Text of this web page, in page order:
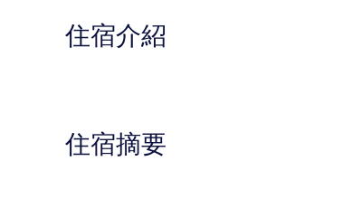
住宿介紹
住宿摘要